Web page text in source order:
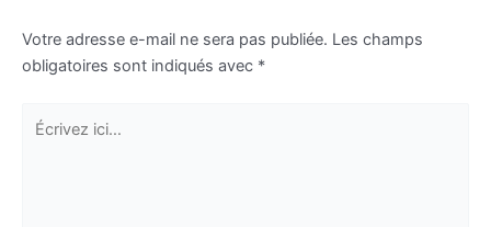
Votre adresse e-mail ne sera pas publiée. Les champs
obligatoires sont indiqués avec *
Écrivez
ici…